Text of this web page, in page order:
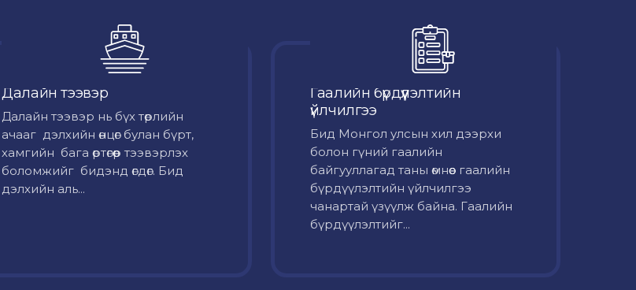
Далайн тээвэр
Далайн тээвэр нь бүх төрлийн
ачааг дэлхийн өнцөг булан бүрт,
хамгийн бага өртөгөөр тээвэрлэх
боломжийг бидэнд өгдөг. Бид
дэлхийн аль...
Гаалийн бүрдүүлэлтийн
үйлчилгээ
Бид Монгол улсын хил дээрхи
болон гүний гаалийн
байгууллагад таны өмнөөс гаалийн
бүрдүүлэлтийн үйлчилгээ
чанартай үзүүлж байна. Гаалийн
бүрдүүлэлтийг...